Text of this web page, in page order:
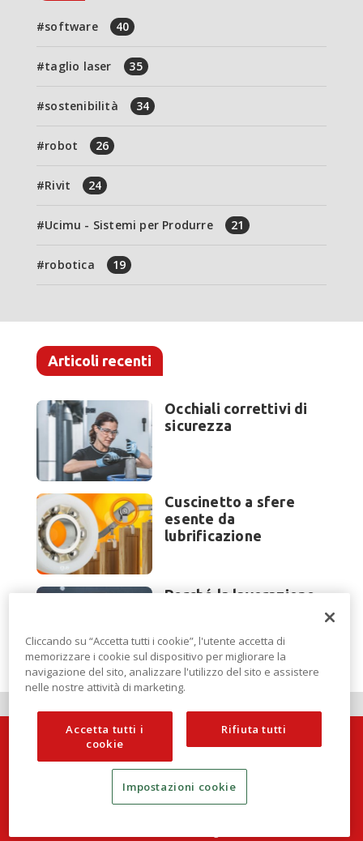
software 40
taglio laser 35
sostenibilità 34
robot 26
Rivit 24
Ucimu - Sistemi per Produrre 21
robotica 19
Articoli recenti
Occhiali correttivi di
sicurezza
Cuscinetto a sfere
esente da
lubrificazione
Perché la lavorazione
EuroBLECH 2026?
Techlamiera è una testata di DBInformation Spa
Cliccando su “Accetta tutti i cookie”, l'utente accetta di
memorizzare i cookie sul dispositivo per migliorare la
navigazione del sito, analizzare l'utilizzo del sito e assistere
nelle nostre attività di marketing.
Accetta tutti i
cookie
Rifiuta tutti
Impostazioni cookie